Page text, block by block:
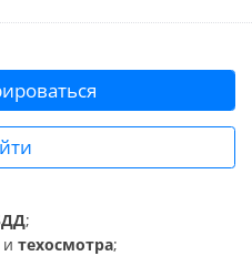
;
и техосмотра;